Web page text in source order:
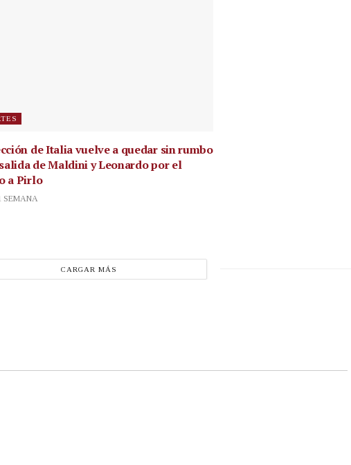
de Italia vuelve a quedar sin rumbo
de Maldini y Leonardo por el
a Pirlo
SEMANA
CARGAR MÁS